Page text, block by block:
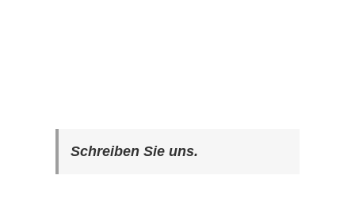
Schreiben Sie uns.